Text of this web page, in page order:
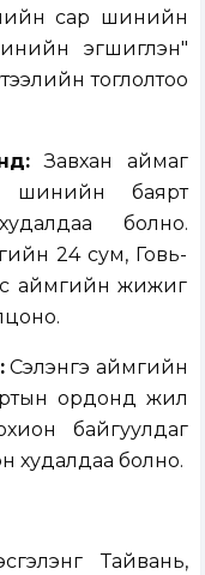
сар шинийн
эгшиглэн"
тоглолтоо
Завхан аймаг
шинийн баярт
болно.
24 сум, Говь-
аймгийн жижиг
Сэлэнгэ аймгийн
ордонд жил
байгуулдаг
худалдаа болно.
Тайвань,